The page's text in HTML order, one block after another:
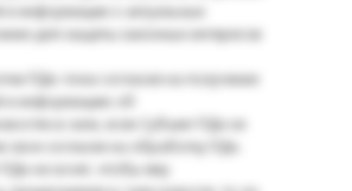
и информации о актуальных
для защиты законных интересов
ПДн: пока согласие на получение
и информацию об
в силе, если Субъект ПДн не
свое согласие на обработку ПДн.
ПДн не хочет, чтобы ему